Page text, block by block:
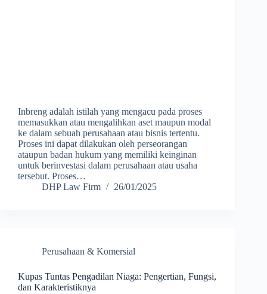
Inbreng adalah istilah yang mengacu pada proses
memasukkan atau mengalihkan aset maupun modal
ke dalam sebuah perusahaan atau bisnis tertentu.
Proses ini dapat dilakukan oleh perseorangan
ataupun badan hukum yang memiliki keinginan
untuk berinvestasi dalam perusahaan atau usaha
tersebut. Proses…
DHP Law Firm
26/01/2025
Perusahaan & Komersial
Kupas Tuntas Pengadilan Niaga: Pengertian, Fungsi,
dan Karakteristiknya